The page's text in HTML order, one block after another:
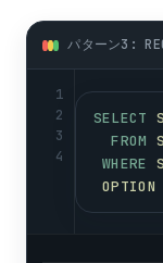
1
2
3
4
SELECT
FROM
WHERE
OPTION